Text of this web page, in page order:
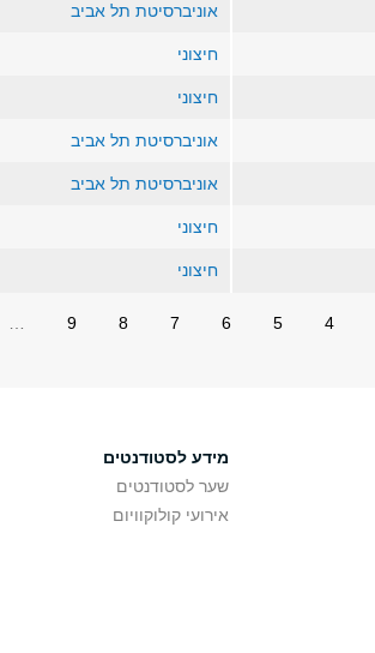
אוניברסיטת תל אביב
חיצוני
חיצוני
אוניברסיטת תל אביב
אוניברסיטת תל אביב
חיצוני
חיצוני
4
5
6
7
8
9
מידע לסטודנטים
שער לסטודנטים
אירועי קולוקוויום